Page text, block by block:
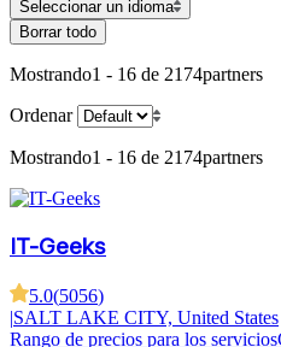
Seleccionar un idioma
Borrar todo
Mostrando1 - 16 de 2174partners
Ordenar
Mostrando1 - 16 de 2174partners
IT-Geeks
5.0(5056)
|SALT LAKE CITY, United States
Rango de precios para los servicios